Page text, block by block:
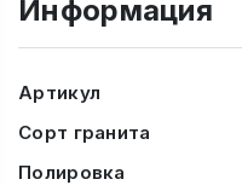
Информация
Артикул
Сорт гранита
Полировка